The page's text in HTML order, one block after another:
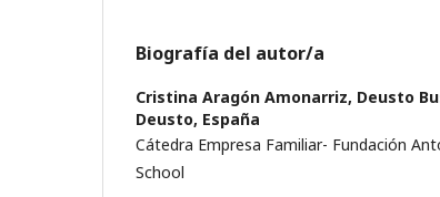
Biografía del autor/a
Cristina Aragón Amonarriz, Deusto
Deusto, España
Cátedra Empresa Familiar- Fundación
School